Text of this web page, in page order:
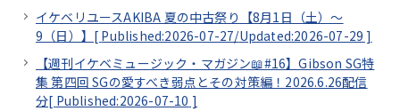
イケベリユースAKIBA 夏の中古祭り【8月1日（土）～
9（日）】[ Published:2026-07-27/Updated:2026-07-29 ]
【週刊イケベミュージック・マガジン📖#16】Gibson SG特
集 第四回 SGの愛すべき弱点とその対策編！2026.6.26配信
分[ Published:2026-07-10 ]